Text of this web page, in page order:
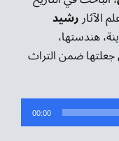
الآثاررشيد
هندستها،
جعلتها ضمن التراث
00:00